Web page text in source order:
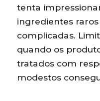
tenta
ingredientes
complicadas.
quando os
tratados com
modestos